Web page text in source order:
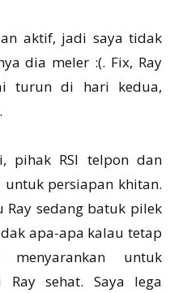
aktif, jadi saya tidak
dia meler :(. Fix, Ray
turun di hari kedua,
pihak RSI telpon dan
untuk persiapan khitan.
Ray sedang batuk pilek
apa-apa kalau tetap
untuk
Ray sehat. Saya lega